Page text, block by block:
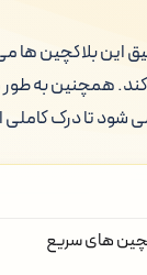
این بلاکچین ها
همچنین به طور
شود تا درک
های سریع